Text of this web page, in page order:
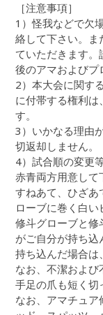
［注意事項］
1）怪我などで欠
絡して下さい。ま
ていただきます。
後のアマおよびプ
2）本大会に関す
に付帯する権利は
す。
3）いかなる理由
切返却しません。
4）試合順の変更
赤青両方用意して
すねあて、ひざ
ローブに巻く白い
修斗グローブと修
がご自分が持ち込
持ち込んだ場合は
なお、不潔および
手足の爪も短く切
なお、アマチュ